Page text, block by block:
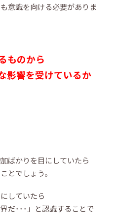
意識を向ける必要がありま
ものから
影響を受けているか
ばかりを目にしていたら
とでしょう。
していたら
だ･･･」と認識することで